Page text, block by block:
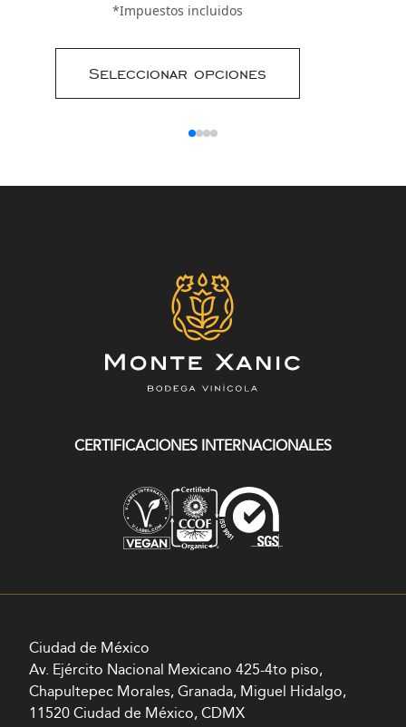
*Impuestos incluidos
Seleccionar opciones
CERTIFICACIONES INTERNACIONALES
Ciudad de México
Av. Ejército Nacional Mexicano 425-4to piso,
Chapultepec Morales, Granada, Miguel Hidalgo,
11520 Ciudad de México, CDMX